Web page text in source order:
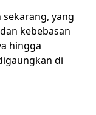
sekarang, yang
kebebasan
hingga
di